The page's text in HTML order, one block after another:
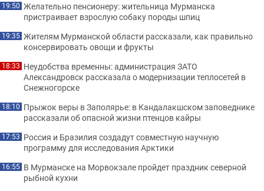
19:50 Желательно пенсионеру: жительница Мурманска
пристраивает взрослую собаку породы шпиц
19:35 Жителям Мурманской области рассказали, как правильно
консервировать овощи и фрукты
18:33 Неудобства временны: администрация ЗАТО
Александровск рассказала о модернизации теплосетей в
Снежногорске
18:10 Прыжок веры в Заполярье: в Кандалакшском заповеднике
рассказали об опасной жизни птенцов кайры
17:53 Россия и Бразилия создадут совместную научную
программу для исследования Арктики
16:55 В Мурманске на Морвокзале пройдет праздник северной
рыбной кухни